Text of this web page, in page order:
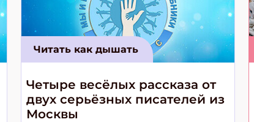
Читать как дышать
Четыре весёлых рассказа от
двух серьёзных писателей из
Москвы